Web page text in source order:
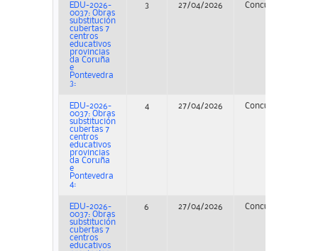
EDU-2026-
0037: Obras
substitución
cubertas 7
centros
educativos
provincias
da Coruña
e
Pontevedra
3:
3 27/04/2026 Concurso
EDU-2026-
0037: Obras
substitución
cubertas 7
centros
educativos
provincias
da Coruña
e
Pontevedra
4:
4 27/04/2026 Concurso
EDU-2026-
0037: Obras
substitución
cubertas 7
centros
educativos
6 27/04/2026 Concurso